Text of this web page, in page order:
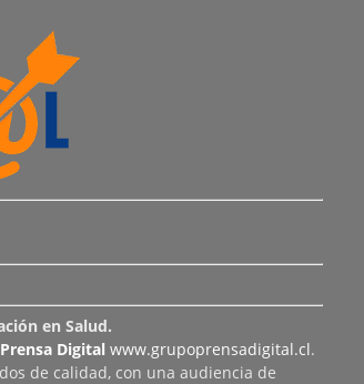
en Salud.
Digital www.grupoprensadigital.cl.
de calidad, con una audiencia de